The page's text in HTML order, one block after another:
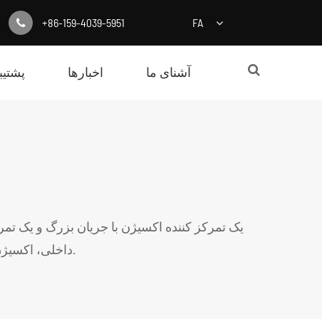
FA
+86-159-4039-5951
اخبارها آشنای ما
یک تمرکز کننده اکسیژن با جریان بزرگ و یک
داخلی، اکسیژن ماهی، و غیره می توان استفاده کرد.